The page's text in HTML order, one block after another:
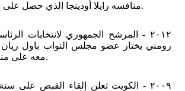
منافسه رايلا أودينجا الذي حصل على ٤٥% من الأصوات.
٢٠١٢ - المرشح الجمهوري لانتخابات
رومني يختار عضو مجلس النواب باول ريان
معه على منصب نائب الرئيس.
٢٠٠٩ - الكويت تعلن إلقاء القبض على